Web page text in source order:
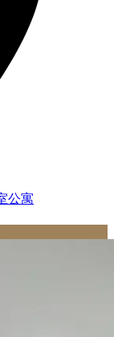
公寓